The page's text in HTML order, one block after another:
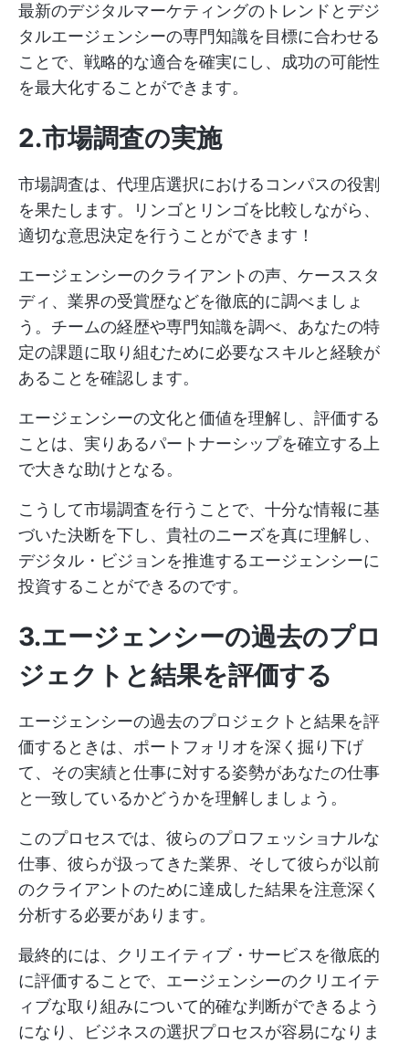
最新のデジタルマーケティングのトレンドとデジ
タルエージェンシーの専門知識を目標に合わせる
ことで、戦略的な適合を確実にし、成功の可能性
を最大化することができます。
2.市場調査の実施
市場調査は、代理店選択におけるコンパスの役割
を果たします。リンゴとリンゴを比較しながら、
適切な意思決定を行うことができます！
エージェンシーのクライアントの声、ケーススタ
ディ、業界の受賞歴などを徹底的に調べましょ
う。チームの経歴や専門知識を調べ、あなたの特
定の課題に取り組むために必要なスキルと経験が
あることを確認します。
エージェンシーの文化と価値を理解し、評価する
ことは、実りあるパートナーシップを確立する上
で大きな助けとなる。
こうして市場調査を行うことで、十分な情報に基
づいた決断を下し、貴社のニーズを真に理解し、
デジタル・ビジョンを推進するエージェンシーに
投資することができるのです。
3.エージェンシーの過去のプロ
ジェクトと結果を評価する
エージェンシーの過去のプロジェクトと結果を評
価するときは、ポートフォリオを深く掘り下げ
て、その実績と仕事に対する姿勢があなたの仕事
と一致しているかどうかを理解しましょう。
このプロセスでは、彼らのプロフェッショナルな
仕事、彼らが扱ってきた業界、そして彼らが以前
のクライアントのために達成した結果を注意深く
分析する必要があります。
最終的には、クリエイティブ・サービスを徹底的
に評価することで、エージェンシーのクリエイテ
ィブな取り組みについて的確な判断ができるよう
になり、ビジネスの選択プロセスが容易になりま